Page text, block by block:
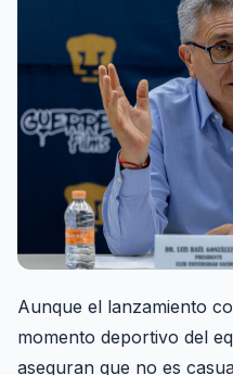
Aunque el lanzamiento
momento deportivo del
aseguran que no es